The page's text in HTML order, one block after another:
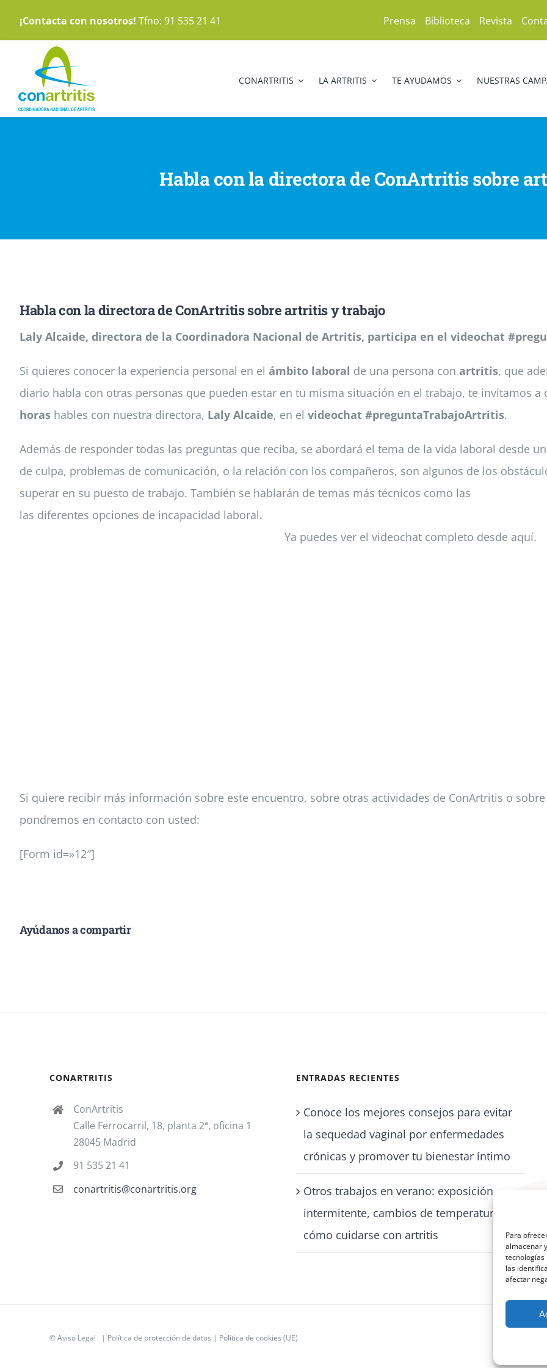
Para
almacenar
tecnologías
las
afectar
contenido
¡Contacta con nosotros! Tfno: 91 535 21 41 Prensa Biblioteca Revista
CONARTRITIS LA ARTRITIS TE AYUDAMOS NUESTRAS
Habla con la directora de ConArtritis sobre
Habla con la directora de ConArtritis sobre artritis y trabajo
Laly Alcaide, directora de la Coordinadora Nacional de Artritis, participa en el videochat
Si quieres conocer la experiencia personal en el ámbito laboral de una persona con artritis, que
diario habla con otras personas que pueden estar en tu misma situación en el trabajo, te invitamos a
horas hables con nuestra directora, Laly Alcaide, en el videochat #preguntaTrabajoArtritis.
Además de responder todas las preguntas que reciba, se abordará el tema de la vida laboral desde
de culpa, problemas de comunicación, o la relación con los compañeros, son algunos de los
superar en su puesto de trabajo. También se hablarán de temas más técnicos como las
las diferentes opciones de incapacidad laboral.
Ya puedes ver el videochat completo desde aquí.
Si quiere recibir más información sobre este encuentro, sobre otras actividades de ConArtritis o
pondremos en contacto con usted:
[Form id=»12″]
Ayúdanos a compartir
CONARTRITIS
ConArtritis
Calle Ferrocarril, 18, planta 2ª, oficina 1
28045 Madrid
91 535 21 41
conartritis@conartritis.org
ENTRADAS RECIENTES
Conoce los mejores consejos para evitar
la sequedad vaginal por enfermedades
crónicas y promover tu bienestar íntimo
Otros trabajos en verano: exposición
intermitente, cambios de temperatura y
cómo cuidarse con artritis
©Aviso Legal | Política de protección de datos | Política de cookies (UE)